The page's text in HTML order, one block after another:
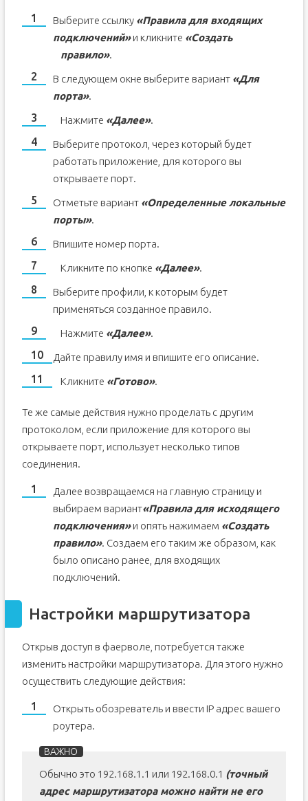
Выберите ссылку «Правила для входящих
подключений»и кликните «Создать
правило».
В следующем окне выберите вариант «Для
порта».
Нажмите «Далее».
Выберите протокол, через который будет
работать приложение, для которого вы
открываете порт.
Отметьте вариант «Определенные локальные
порты».
Впишите номер порта.
Кликните по кнопке «Далее».
Выберите профили, к которым будет
применяться созданное правило.
Нажмите «Далее».
Дайте правилу имя и впишите его описание.
Кликните «Готово».
Те же самые действия нужно проделать с другим
протоколом, если приложение для которого вы
открываете порт, использует несколько типов
соединения.
Далее возвращаемся на главную страницу и
выбираем вариант«Правила для исходящего
подключения»и опять нажимаем «Создать
правило». Создаем его таким же образом, как
было описано ранее, для входящих
подключений.
Настройки маршрутизатора
Открыв доступ в фаерволе, потребуется также
изменить настройки маршрутизатора. Для этого нужно
осуществить следующие действия:
Открыть обозреватель и ввести IP адрес вашего
роутера.
Обычно это 192.168.1.1 или 192.168.0.1 (точный
адрес маршрутизатора можно найти не его